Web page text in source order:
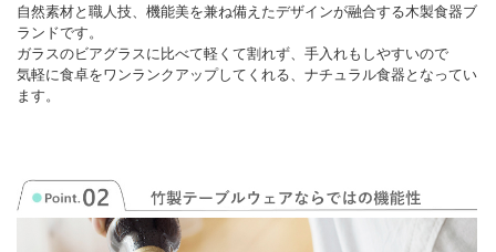
自然素材と職人技、機能美を兼ね備えたデザインが融合する木製食器ブ
ランドです。
ガラスのビアグラスに比べて軽くて割れず、手入れもしやすいので
気軽に食卓をワンランクアップしてくれる、ナチュラル食器となってい
ます。